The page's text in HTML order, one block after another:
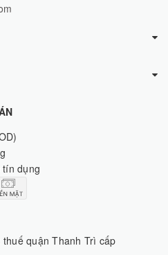
dụng
quận Thanh Trì cấp